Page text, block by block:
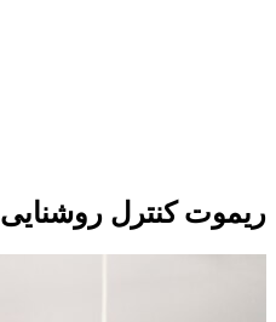
ریموت کنترل روشنایی